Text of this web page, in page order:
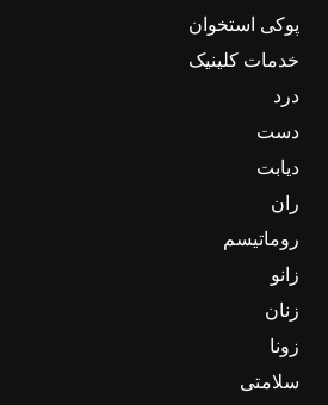
پوکی استخوان
خدمات کلینیک
درد
دست
دیابت
ران
روماتیسم
زانو
زنان
زونا
سلامتی